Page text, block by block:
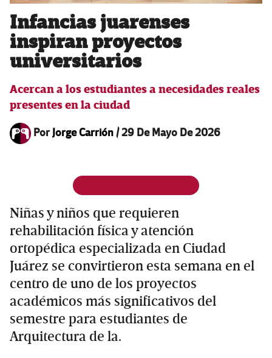
Infancias juarenses
inspiran proyectos
universitarios
Acercan a los estudiantes a necesidades reales
presentes en la ciudad
PorJorge Carrión/29 De Mayo De 2026
Niñas y niños que requieren
rehabilitación física y atención
ortopédica especializada en Ciudad
Juárez se convirtieron esta semana en el
centro de uno de los proyectos
académicos más significativos del
semestre para estudiantes de
Arquitectura de la.